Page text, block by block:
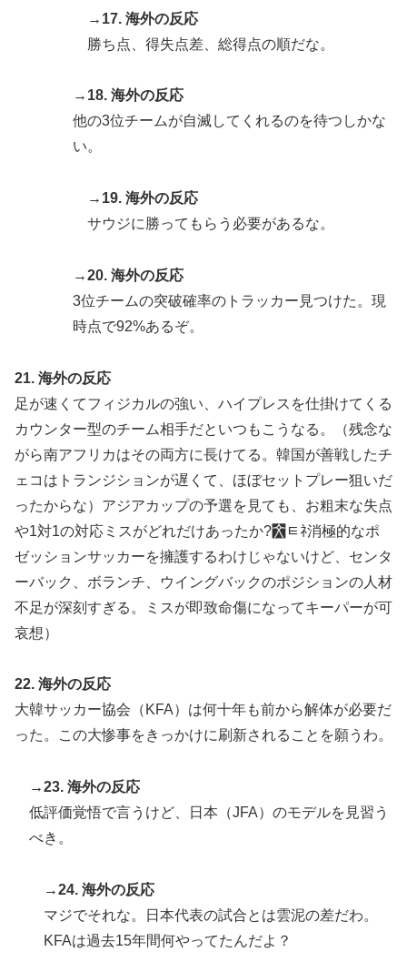
→17. 海外の反応
勝ち点、得失点差、総得点の順だな。
→18. 海外の反応
他の3位チームが自滅してくれるのを待つしかな
い。
→19. 海外の反応
サウジに勝ってもらう必要があるな。
→20. 海外の反応
3位チームの突破確率のトラッカー見つけた。現
時点で92%あるぞ。
21. 海外の反応
足が速くてフィジカルの強い、ハイプレスを仕掛けてくる
カウンター型のチーム相手だといつもこうなる。（残念な
がら南アフリカはその両方に長けてる。韓国が善戦したチ
ェコはトランジションが遅くて、ほぼセットプレー狙いだ
ったからな）アジアカップの予選を見ても、お粗末な失点
や1対1の対応ミスがどれだけあったか?￯ﾼﾈ消極的なポ
ゼッションサッカーを擁護するわけじゃないけど、センタ
ーバック、ボランチ、ウイングバックのポジションの人材
不足が深刻すぎる。ミスが即致命傷になってキーパーが可
哀想）
22. 海外の反応
大韓サッカー協会（KFA）は何十年も前から解体が必要だ
った。この大惨事をきっかけに刷新されることを願うわ。
→23. 海外の反応
低評価覚悟で言うけど、日本（JFA）のモデルを見習う
べき。
→24. 海外の反応
マジでそれな。日本代表の試合とは雲泥の差だわ。
KFAは過去15年間何やってたんだよ？